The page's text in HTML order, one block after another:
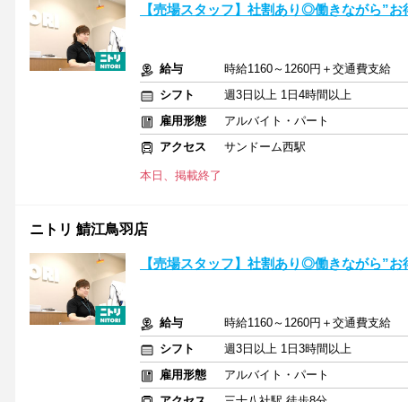
【売場スタッフ】社割あり◎働きながら”お
給与
時給1160～1260円＋交通費支給
シフト
週3日以上 1日4時間以上
雇用形態
アルバイト・パート
アクセス
サンドーム西駅
本日、掲載終了
ニトリ 鯖江鳥羽店
【売場スタッフ】社割あり◎働きながら”お
給与
時給1160～1260円＋交通費支給
シフト
週3日以上 1日3時間以上
雇用形態
アルバイト・パート